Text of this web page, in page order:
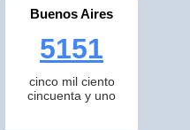
Buenos Aires
5151
cinco mil ciento
cincuenta y uno